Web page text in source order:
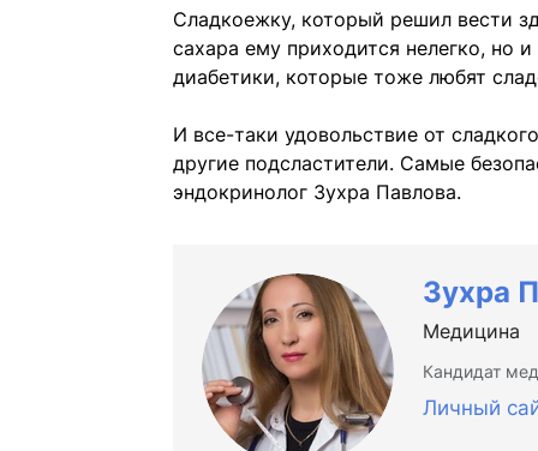
Сладкоежку, который решил вести
сахара ему приходится нелегко, но
диабетики, которые тоже любят
И все-таки удовольствие от
другие подсластители. Самые
эндокринолог Зухра Павлова.
Зухра
Медицина
Кандидат
Личный